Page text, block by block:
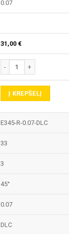
0.07
31,00 €
produkto kiekis: E345-R
Į KREPŠELĮ
E345-R-0.07-DLC
33
3
45°
0.07
DLC